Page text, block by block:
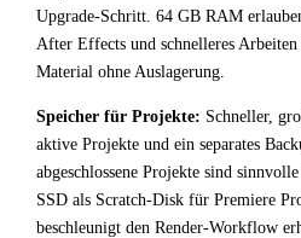
Upgrade-Schritt. 64 GB RAM
After Effects und schnelleres
Material ohne Auslagerung.
Speicher für Projekte: Schneller,
aktive Projekte und ein separates
abgeschlossene Projekte sind
SSD als Scratch-Disk für Premiere
beschleunigt den Render-Workflow